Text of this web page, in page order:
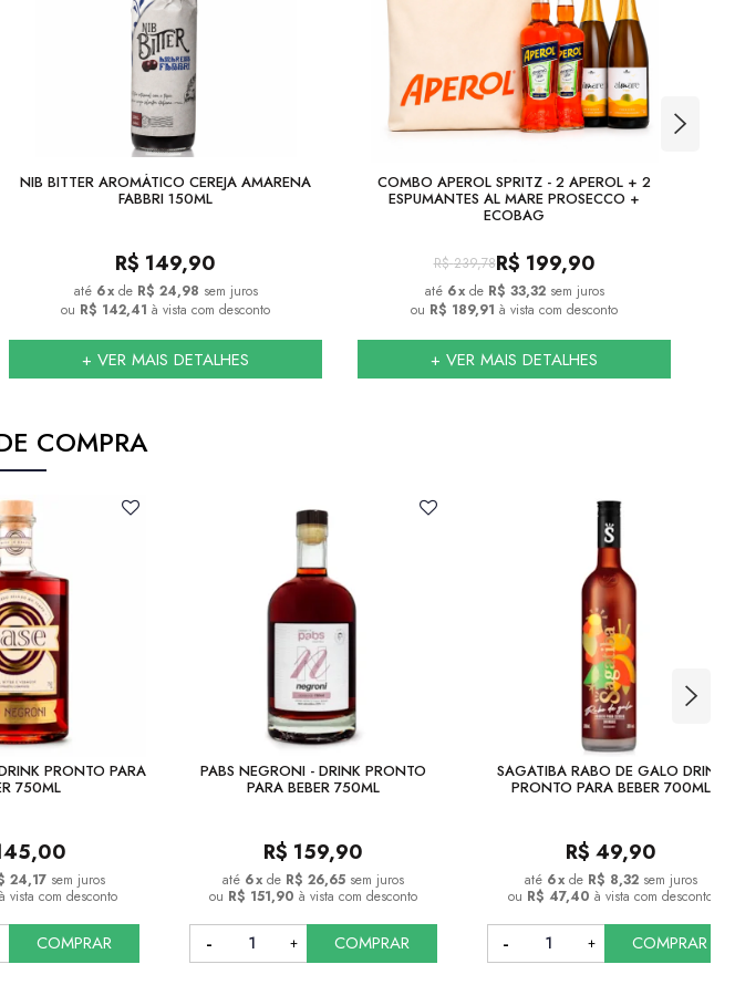
NIB BITTER AROMÁTICO CEREJA AMARENA
FABBRI 150ML
R$ 149,90
6x de R$ 24,98 sem juros
ou R$ 142,41 à vista com desconto
+ VER MAIS DETALHES
COMBO APEROL SPRITZ - 2 APEROL + 2
ESPUMANTES AL MARE PROSECCO +
ECOBAG
R$ 239,78R$ 199,90
6x de R$ 33,32 sem juros
ou R$ 189,91 à vista com desconto
+ VER MAIS DETALHES
COMPRA
PRONTO PARA
750ML
24,17 sem juros
à vista com desconto
COMPRAR
COMPRAR
PABS NEGRONI - DRINK PRONTO
PARA BEBER 750ML
R$ 159,90
6x de R$ 26,65 sem juros
ou R$ 151,90 à vista com desconto
COMPRAR
COMPRAR
SAGATIBA RABO DE GALO DRINK
PRONTO PARA BEBER 700ML
R$ 49,90
6x de R$ 8,32 sem juros
ou R$ 47,40à vista com desconto
COMPRAR
COMPRAR